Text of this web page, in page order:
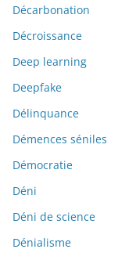
Décarbonation
Décroissance
Deep learning
Deepfake
Délinquance
Démences séniles
Démocratie
Déni
Déni de science
Dénialisme